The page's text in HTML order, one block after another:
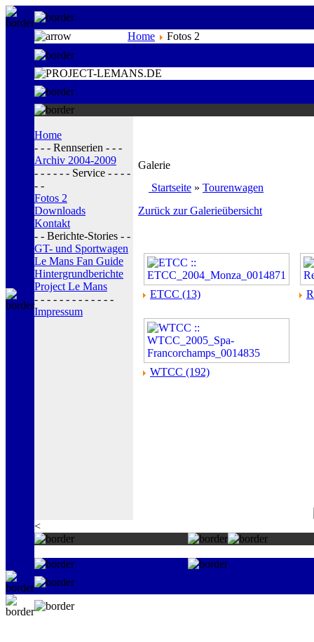
Home Fotos 2
Home
- - - Rennserien - - -
Archiv 2004-2009
- - - - - - Service - - - -
- -
Fotos 2
Downloads
Kontakt
- - Berichte-Stories - -
GT- und Sportwagen
Le Mans Fan Guide
Hintergrundberichte
Project Le Mans
- - - - - - - - - - - - -
Impressum
Galerie
Startseite » Tourenwagen
Zurück zur Galerieübersicht
ETCC (13)
WTCC (192)
<